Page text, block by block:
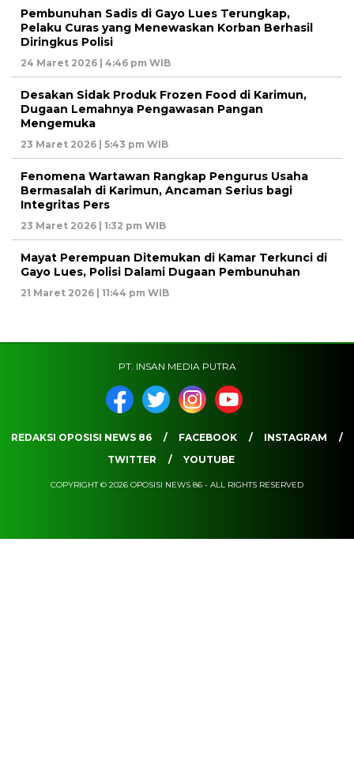
Pembunuhan Sadis di Gayo Lues Terungkap,
Pelaku Curas yang Menewaskan Korban Berhasil
Diringkus Polisi
24 Maret 2026 | 4:46 pm WIB
Desakan Sidak Produk Frozen Food di Karimun,
Dugaan Lemahnya Pengawasan Pangan
Mengemuka
23 Maret 2026 | 5:43 pm WIB
Fenomena Wartawan Rangkap Pengurus Usaha
Bermasalah di Karimun, Ancaman Serius bagi
Integritas Pers
23 Maret 2026 | 1:32 pm WIB
Mayat Perempuan Ditemukan di Kamar Terkunci di
Gayo Lues, Polisi Dalami Dugaan Pembunuhan
21 Maret 2026 | 11:44 pm WIB
PT. INSAN MEDIA PUTRA
REDAKSI OPOSISI NEWS 86 FACEBOOK
INSTAGRAM
TWITTER
YOUTUBE
COPYRIGHT © 2026 OPOSISI NEWS 86 - ALL RIGHTS RESERVED